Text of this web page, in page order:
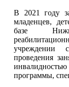
В 2021 году
младенцев,
базе
учреждении
проведения
программы,